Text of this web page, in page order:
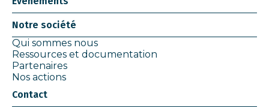
Notre société
Qui sommes nous
Ressources et documentation
Partenaires
Nos actions
Contact